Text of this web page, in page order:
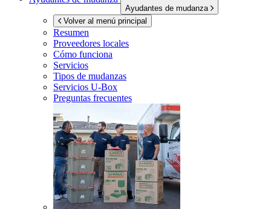
Ayudantes de mudanza
Volver al menú principal
Resumen
Proveedores locales
Cómo funciona
Servicios
Tipos de mudanzas
Servicios U-Box
Preguntas frecuentes